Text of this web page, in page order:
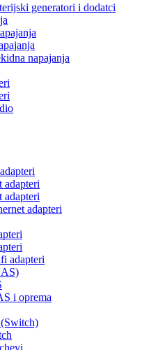
generatori i dodatci
napajanja
adapteri
adapteri
adapteri
adapteri
i oprema